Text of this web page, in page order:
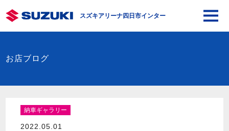
スズキアリーナ四日市インター
お店ブログ
納車ギャラリー
2022.05.01